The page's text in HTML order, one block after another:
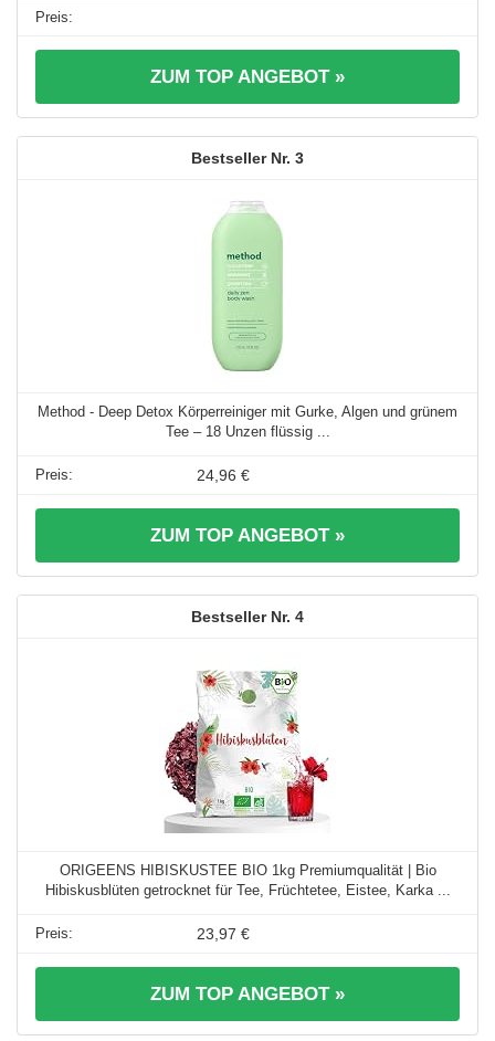
ZUM TOP ANGEBOT »
3
Method - Deep Detox Körperreiniger mit Gurke, Algen und grünem
Tee – 18 Unzen flüssig ...
24,96 €
ZUM TOP ANGEBOT »
4
ORIGEENS HIBISKUSTEE BIO 1kg Premiumqualität | Bio
Hibiskusblüten getrocknet für Tee, Früchtetee, Eistee, Karka ...
23,97 €
ZUM TOP ANGEBOT »